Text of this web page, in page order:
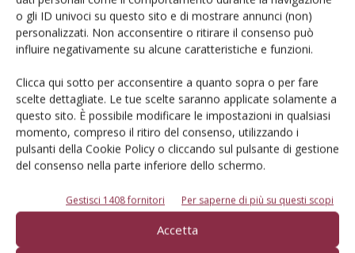
o gli ID univoci su questo sito e di mostrare annunci (non)
personalizzati. Non acconsentire o ritirare il consenso può
influire negativamente su alcune caratteristiche e funzioni.
Clicca qui sotto per acconsentire a quanto sopra o per fare
scelte dettagliate. Le tue scelte saranno applicate solamente a
questo sito. È possibile modificare le impostazioni in qualsiasi
momento, compreso il ritiro del consenso, utilizzando i
pulsanti della Cookie Policy o cliccando sul pulsante di gestione
del consenso nella parte inferiore dello schermo.
Gestisci 1408 fornitori Per saperne di più su questi scopi
Accetta
Cresce la semina diretta